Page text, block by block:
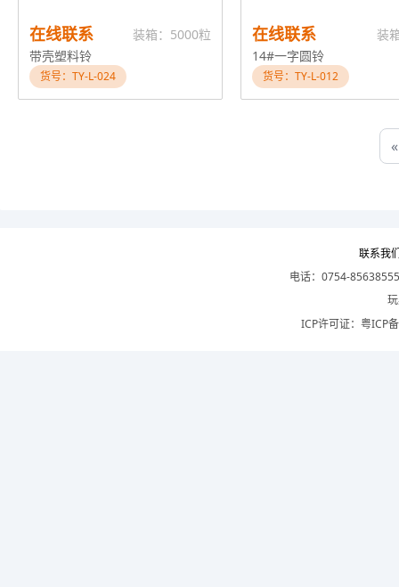
在线联系
装箱：5000粒
带壳塑料铃
货号：TY-L-024
在线联系
装
14#一字圆铃
货号：TY-L-012
«
联系我
电话：0754-
ICP许可证： 粤ICP